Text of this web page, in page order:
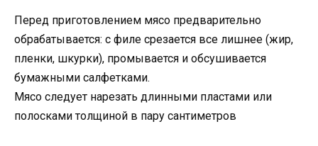
Перед приготовлением мясо предварительно
обрабатывается: с филе срезается все лишнее (жир,
пленки, шкурки), промывается и обсушивается
бумажными салфетками.
Мясо следует нарезать длинными пластами или
полосками толщиной в пару сантиметров